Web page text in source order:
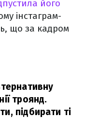
його
інстаграм-
що за кадром
троянд.
підбирати ті